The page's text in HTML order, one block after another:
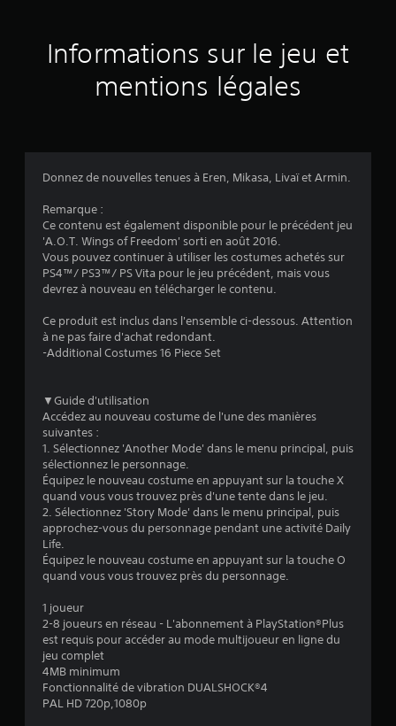
a
4
.
t
o
i
l
e
s
Informations sur le jeu et
mentions légales
Donnez de nouvelles tenues à Eren, Mikasa, Livaï et Armin.
Remarque :
Ce contenu est également disponible pour le précédent jeu
'A.O.T. Wings of Freedom' sorti en août 2016.
Vous pouvez continuer à utiliser les costumes achetés sur
PS4™/ PS3™/ PS Vita pour le jeu précédent, mais vous
devrez à nouveau en télécharger le contenu.
Ce produit est inclus dans l'ensemble ci-dessous. Attention
à ne pas faire d'achat redondant.
-Additional Costumes 16 Piece Set
▼Guide d'utilisation
Accédez au nouveau costume de l'une des manières
suivantes :
1. Sélectionnez 'Another Mode' dans le menu principal, puis
sélectionnez le personnage.
Équipez le nouveau costume en appuyant sur la touche X
quand vous vous trouvez près d'une tente dans le jeu.
2. Sélectionnez 'Story Mode' dans le menu principal, puis
approchez-vous du personnage pendant une activité Daily
Life.
Équipez le nouveau costume en appuyant sur la touche O
quand vous vous trouvez près du personnage.
1 joueur
2-8 joueurs en réseau - L'abonnement à PlayStation®Plus
est requis pour accéder au mode multijoueur en ligne du
jeu complet
4MB minimum
Fonctionnalité de vibration DUALSHOCK®4
PAL HD 720p,1080p